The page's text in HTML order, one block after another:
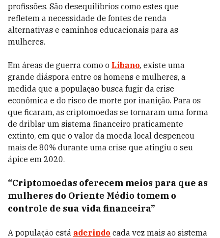
profissões. São desequilíbrios como estes que
refletem a necessidade de fontes de renda
alternativas e caminhos educacionais para as
mulheres.
Em áreas de guerra como o Líbano, existe uma
grande diáspora entre os homens e mulheres, a
medida que a população busca fugir da crise
econômica e do risco de morte por inanição. Para os
que ficaram, as criptomoedas se tornaram uma forma
de driblar um sistema financeiro praticamente
extinto, em que o valor da moeda local despencou
mais de 80% durante uma crise que atingiu o seu
ápice em 2020.
“Criptomoedas oferecem meios para que as
mulheres do Oriente Médio tomem o
controle de sua vida financeira”
A população está aderindo cada vez mais ao sistema